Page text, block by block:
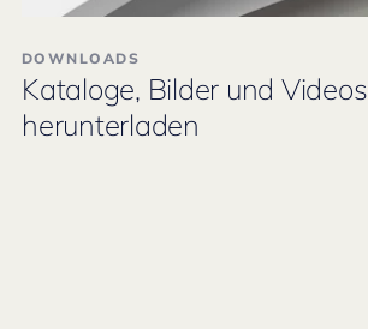
DOWNLOADS
Kataloge, Bilder und Videos
herunterladen